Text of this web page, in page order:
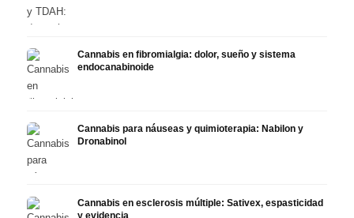
Cannabis en fibromialgia: dolor, sueño y sistema
endocanabinoide
Cannabis para náuseas y quimioterapia: Nabilon y
Dronabinol
Cannabis en esclerosis múltiple: Sativex, espasticidad
y evidencia